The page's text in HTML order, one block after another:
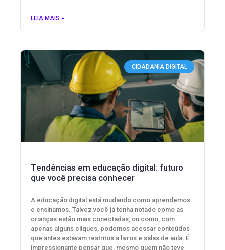
LEIA MAIS »
CIDADANIA DIGITAL
Tendências em educação digital: futuro
que você precisa conhecer
A educação digital está mudando como aprendemos
e ensinamos. Talvez você já tenha notado como as
crianças estão mais conectadas, ou como, com
apenas alguns cliques, podemos acessar conteúdos
que antes estavam restritos a livros e salas de aula. É
impressionante pensar que, mesmo quem não teve